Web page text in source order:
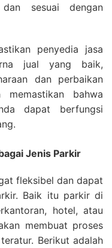
sesuai dengan
penyedia jasa
jual yang baik,
dan perbaikan
bahwa
dapat berfungsi
Jenis Parkir
fleksibel dan dapat
Baik itu parkir di
hotel, atau
membuat proses
Berikut adalah